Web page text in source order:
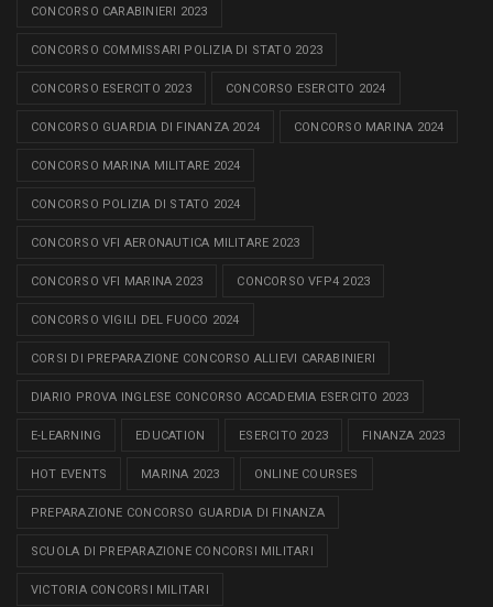
CONCORSO CARABINIERI 2023
CONCORSO COMMISSARI POLIZIA DI STATO 2023
CONCORSO ESERCITO 2023 CONCORSO ESERCITO 2024
CONCORSO GUARDIA DI FINANZA 2024 CONCORSO MARINA 2024
CONCORSO MARINA MILITARE 2024
CONCORSO POLIZIA DI STATO 2024
CONCORSO VFI AERONAUTICA MILITARE 2023
CONCORSO VFI MARINA 2023 CONCORSO VFP4 2023
CONCORSO VIGILI DEL FUOCO 2024
CORSI DI PREPARAZIONE CONCORSO ALLIEVI CARABINIERI
DIARIO PROVA INGLESE CONCORSO ACCADEMIA ESERCITO 2023
E-LEARNING EDUCATION ESERCITO 2023 FINANZA 2023
HOT EVENTS MARINA 2023 ONLINE COURSES
PREPARAZIONE CONCORSO GUARDIA DI FINANZA
SCUOLA DI PREPARAZIONE CONCORSI MILITARI
VICTORIA CONCORSI MILITARI